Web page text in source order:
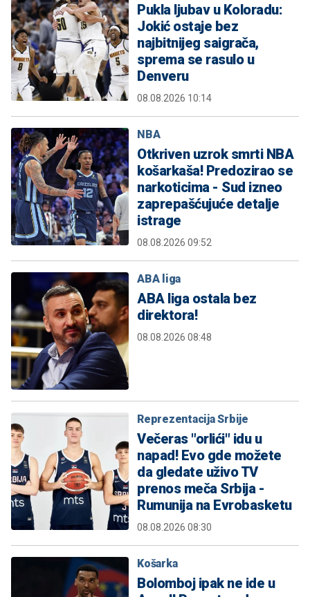
Pukla ljubav u Koloradu:
Jokić ostaje bez
najbitnijeg saigrača,
sprema se rasulo u
Denveru
08.08.2026 10:14
NBA
Otkriven uzrok smrti NBA
košarkaša! Predozirao se
narkoticima - Sud izneo
zaprepašćujuće detalje
istrage
08.08.2026 09:52
ABA liga
ABA liga ostala bez
direktora!
08.08.2026 08:48
Reprezentacija Srbije
Večeras "orlići" idu u
napad! Evo gde možete
da gledate uživo TV
prenos meča Srbija -
Rumunija na Evrobasketu
08.08.2026 08:30
Košarka
Bolomboj ipak ne ide u